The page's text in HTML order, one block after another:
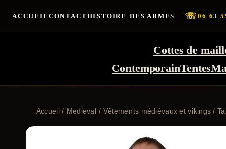
ACCUEIL CONTACTHISTOIRE DES ARMES ☏06 63
Cottes de
ContemporainTentes
Accueil/ Medieval/ Vêtements médiévaux et vikings /